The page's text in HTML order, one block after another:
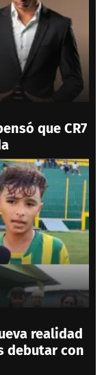
que CR7
realidad
debutar con